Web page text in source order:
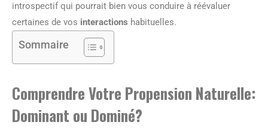
introspectif qui pourrait bien vous conduire à réévaluer
certaines de vos interactions habituelles.
Sommaire
Comprendre Votre Propension Naturelle:
Dominant ou Dominé?